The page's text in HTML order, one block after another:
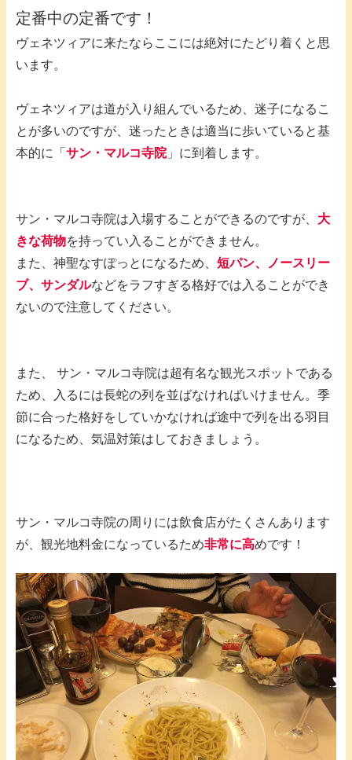
定番中の定番です！
ヴェネツィアに来たならここには絶対にたどり着くと思
います。
ヴェネツィアは道が入り組んでいるため、迷子になるこ
とが多いのですが、迷ったときは適当に歩いていると基
本的に「 サン・マルコ寺院」に到着します。
サン・マルコ寺院は入場することができるのですが、 大
きな荷物を持ってい入ることができません。
また、神聖なすぽっとになるため、 短パン、ノースリー
ブ、サンダルなどをラフすぎる格好では入ることができ
ないので注意してください。
また、 サン・マルコ寺院は超有名な観光スポットである
ため、入るには長蛇の列を並ばなければいけません。季
節に合った格好をしていかなければ途中で列を出る羽目
になるため、気温対策はしておきましょう。
サン・マルコ寺院の周りには飲食店がたくさんあります
が、観光地料金になっているため非常に高めです！